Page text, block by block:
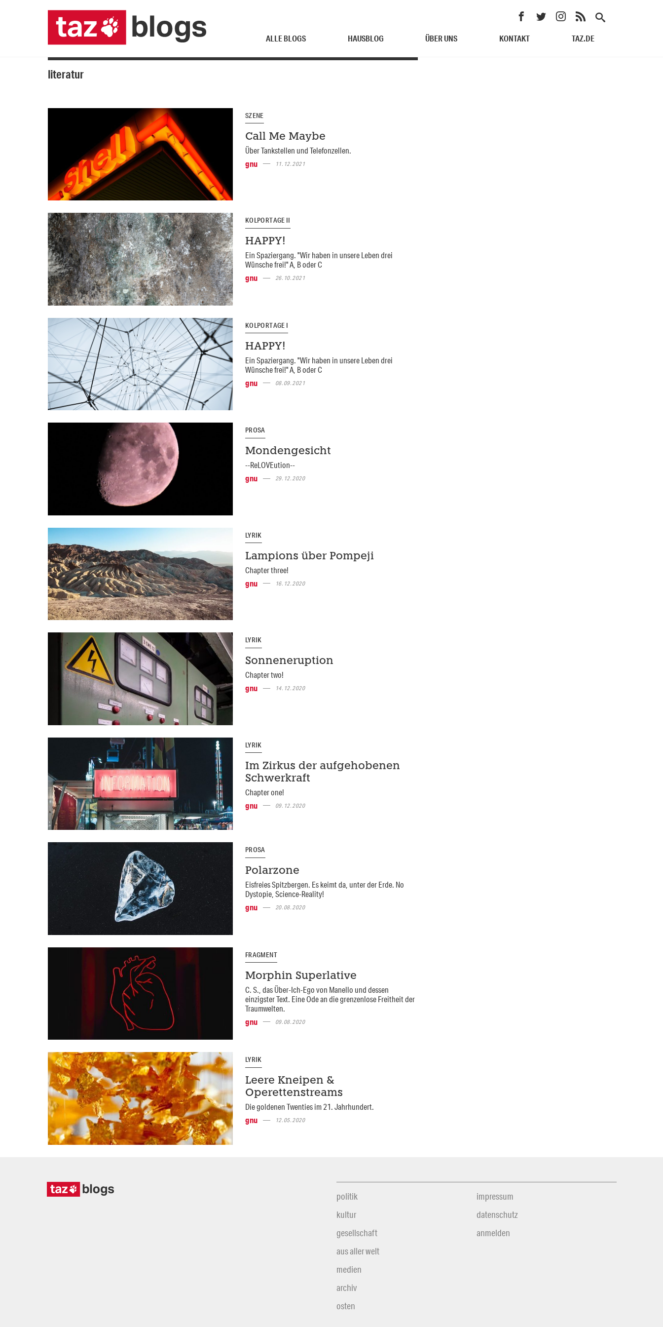
ALLE BLOGS HAUSBLOG ÜBER UNS KONTAKT TAZ.DE
literatur
SZENE
Call Me Maybe
Über Tankstellen und Telefonzellen.
gnu
11.12.2021
KOLPORTAGE II
HAPPY!
Ein Spaziergang. "Wir haben in unsere Leben drei
Wünsche frei!" A, B oder C
gnu
26.10.2021
KOLPORTAGE I
HAPPY!
Ein Spaziergang. "Wir haben in unsere Leben drei
Wünsche frei!" A, B oder C
gnu
08.09.2021
PROSA
Mondengesicht
--ReLOVEution--
gnu
29.12.2020
LYRIK
Lampions über Pompeji
Chapter three!
gnu
16.12.2020
LYRIK
Sonneneruption
Chapter two!
gnu
14.12.2020
LYRIK
Im Zirkus der aufgehobenen
Schwerkraft
Chapter one!
gnu
09.12.2020
PROSA
Polarzone
Eisfreies Spitzbergen. Es keimt da, unter der Erde. No
Dystopie, Science-Reality!
gnu
20.08.2020
FRAGMENT
Morphin Superlative
C. S., das Über-Ich-Ego von Manello und dessen
einzigster Text. Eine Ode an die grenzenlose Freitheit der
Traumwelten.
gnu
09.08.2020
LYRIK
Leere Kneipen &
Operettenstreams
Die goldenen Twenties im 21. Jahrhundert.
gnu
12.05.2020
politik
kultur
gesellschaft
aus aller welt
medien
archiv
osten
impressum
datenschutz
anmelden